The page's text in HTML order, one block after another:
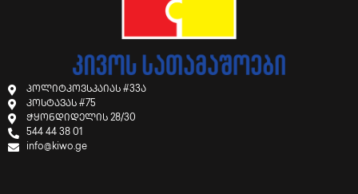
პოლიტკოვსკაიას #33ა
კოსტავას #75
ჭყონდიდელის 28/30
544 44 38 01
info@kiwo.ge